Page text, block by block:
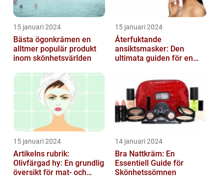
15 januari 2024
Bästa ögonkrämen en
alltmer populär produkt
inom skönhetsvärlden
15 januari 2024
Återfuktande
ansiktsmasker: Den
ultimata guiden för en
15 januari 2024
Artikelns rubrik:
Olivfärgad hy: En grundlig
översikt för mat- och
14 januari 2024
Bra Nattkräm: En
Essentiell Guide för
Skönhetssömnen